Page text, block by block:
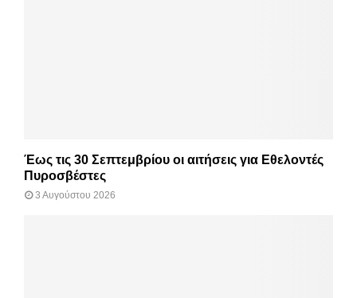
Έως τις 30 Σεπτεμβρίου οι αιτήσεις για Εθελοντές
Πυροσβέστες
3 Αυγούστου 2026